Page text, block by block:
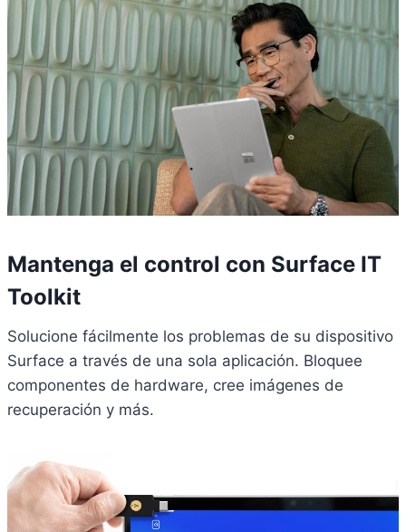
Mantenga el control con Surface IT
Toolkit
Solucione fácilmente los problemas de su dispositivo
Surface a través de una sola aplicación. Bloquee
componentes de hardware, cree imágenes de
recuperación y más.